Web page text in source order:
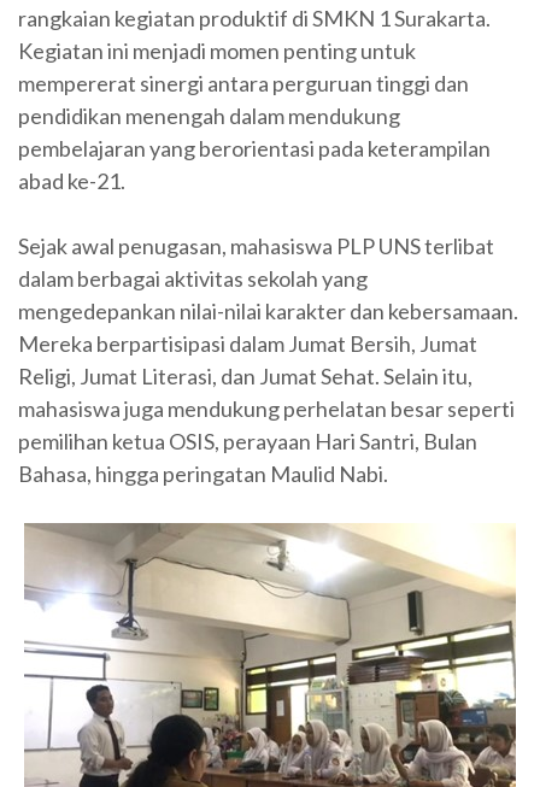
rangkaian kegiatan produktif di SMKN 1 Surakarta.
Kegiatan ini menjadi momen penting untuk
mempererat sinergi antara perguruan tinggi dan
pendidikan menengah dalam mendukung
pembelajaran yang berorientasi pada keterampilan
abad ke-21.
Sejak awal penugasan, mahasiswa PLP UNS terlibat
dalam berbagai aktivitas sekolah yang
mengedepankan nilai-nilai karakter dan kebersamaan.
Mereka berpartisipasi dalam Jumat Bersih, Jumat
Religi, Jumat Literasi, dan Jumat Sehat. Selain itu,
mahasiswa juga mendukung perhelatan besar seperti
pemilihan ketua OSIS, perayaan Hari Santri, Bulan
Bahasa, hingga peringatan Maulid Nabi.